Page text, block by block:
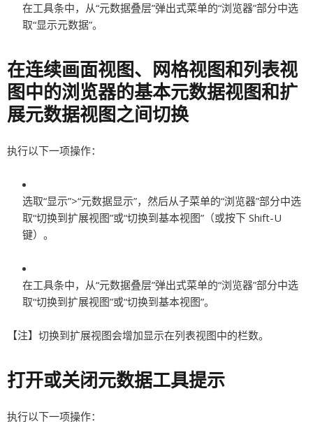
在工具条中，从“元数据叠层”弹出式菜单的“浏览器”部分中选
取“显示元数据”。
在连续画面视图、网格视图和列表视
图中的浏览器的基本元数据视图和扩
展元数据视图之间切换
执行以下一项操作：
选取“显示”>“元数据显示”，然后从子菜单的“浏览器”部分中选
取“切换到扩展视图”或“切换到基本视图”（或按下 Shift-U
键）。
在工具条中，从“元数据叠层”弹出式菜单的“浏览器”部分中选
取“切换到扩展视图”或“切换到基本视图”。
【注】 切换到扩展视图会增加显示在列表视图中的栏数。
打开或关闭元数据工具提示
执行以下一项操作：